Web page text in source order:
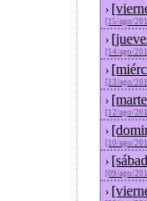
›
[15/ago/
›
[14/ago/
›
[13/ago/
›
[12/ago/
›
[10/ago/
›
[09/ago/
›